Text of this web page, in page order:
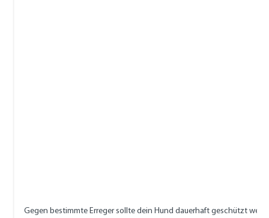
Gegen bestimmte Erreger sollte dein Hund dauerhaft geschützt